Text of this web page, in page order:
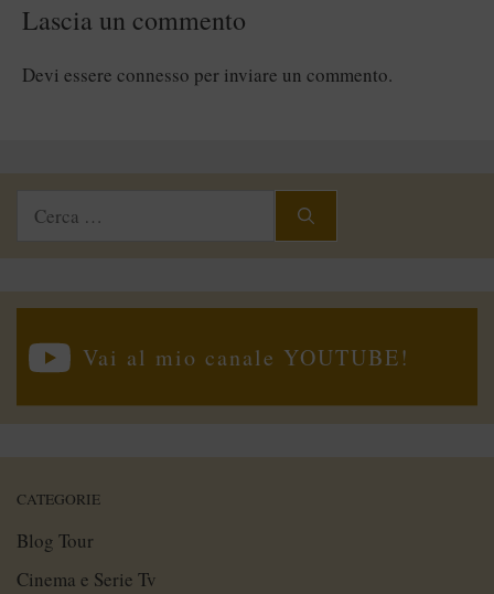
Lascia un commento
Devi essere connesso per inviare un commento.
Ricerca
Vai al mio canale YOUTUBE!
CATEGORIE
Blog Tour
Cinema e Serie Tv